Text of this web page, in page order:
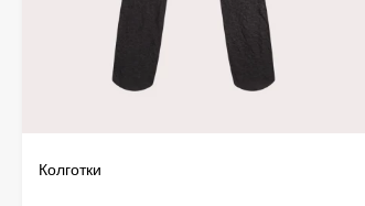
Колготки